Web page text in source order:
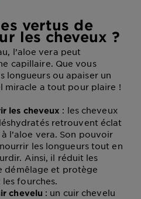
vertus de
les cheveux ?
l’aloe vera peut
capillaire. Que vous
longueurs ou apaiser un
miracle a tout pour plaire !
les cheveux : les cheveux
retrouvent éclat
l’aloe vera. Son pouvoir
les longueurs tout en
Ainsi, il réduit les
démêlage et protège
fourches.
chevelu : un cuir chevelu